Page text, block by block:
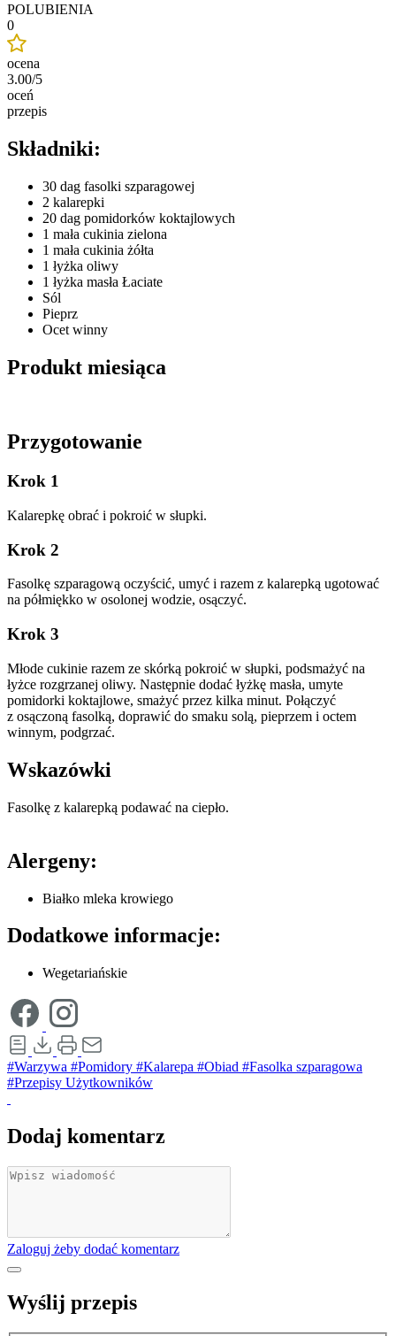
POLUBIENIA
0
ocena
3.00/5
oceń
przepis
Składniki:
30 dag fasolki szparagowej
2 kalarepki
20 dag pomidorków koktajlowych
1 mała cukinia zielona
1 mała cukinia żółta
1 łyżka oliwy
1 łyżka masła Łaciate
Sól
Pieprz
Ocet winny
Produkt miesiąca
Przygotowanie
Krok 1
Kalarepkę obrać i pokroić w słupki.
Krok 2
Fasolkę szparagową oczyścić, umyć i razem z kalarepką ugotować
na półmiękko w osolonej wodzie, osączyć.
Krok 3
Młode cukinie razem ze skórką pokroić w słupki, podsmażyć na
łyżce rozgrzanej oliwy. Następnie dodać łyżkę masła, umyte
pomidorki koktajlowe, smażyć przez kilka minut. Połączyć
z osączoną fasolką, doprawić do smaku solą, pieprzem i octem
winnym, podgrzać.
Wskazówki
Fasolkę z kalarepką podawać na ciepło.
Alergeny:
Białko mleka krowiego
Dodatkowe informacje:
Wegetariańskie
#Warzywa #Pomidory #Kalarepa #Obiad #Fasolka szparagowa
#Przepisy Użytkowników
Dodaj komentarz
Zaloguj żeby dodać komentarz
Wyślij przepis